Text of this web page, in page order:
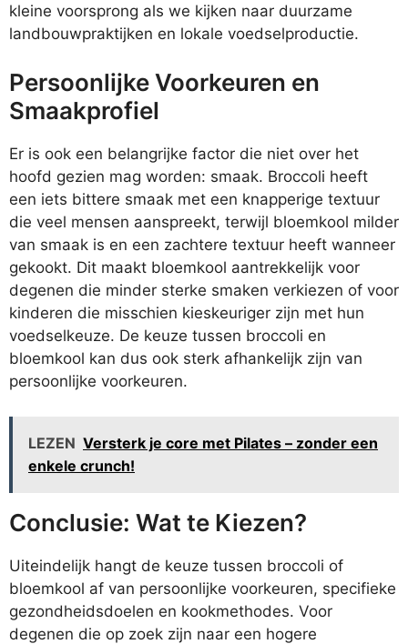
kleine voorsprong als we kijken naar duurzame
landbouwpraktijken en lokale voedselproductie.
Persoonlijke Voorkeuren en
Smaakprofiel
Er is ook een belangrijke factor die niet over het
hoofd gezien mag worden: smaak. Broccoli heeft
een iets bittere smaak met een knapperige textuur
die veel mensen aanspreekt, terwijl bloemkool milder
van smaak is en een zachtere textuur heeft wanneer
gekookt. Dit maakt bloemkool aantrekkelijk voor
degenen die minder sterke smaken verkiezen of voor
kinderen die misschien kieskeuriger zijn met hun
voedselkeuze. De keuze tussen broccoli en
bloemkool kan dus ook sterk afhankelijk zijn van
persoonlijke voorkeuren.
LEZEN Versterk je core met Pilates – zonder een
enkele crunch!
Conclusie: Wat te Kiezen?
Uiteindelijk hangt de keuze tussen broccoli of
bloemkool af van persoonlijke voorkeuren, specifieke
gezondheidsdoelen en kookmethodes. Voor
degenen die op zoek zijn naar een hogere